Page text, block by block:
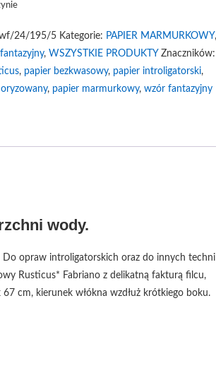
24/195/5 Kategorie: PAPIER MARMURKOWY,
, WSZYSTKIE PRODUKTY Znaczników:
, papier bezkwasowy, papier introligatorski,
, papier marmurkowy, wzór fantazyjny
wody.
Do opraw introligatorskich oraz do innych
Rusticus* Fabriano z delikatną fakturą filcu,
cm, kierunek włókna wzdłuż krótkiego boku.